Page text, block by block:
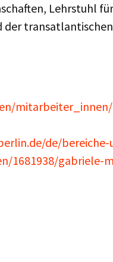
Lehrstuhl für
der transatlantischen
de/bereiche-
1681938/gabriele-